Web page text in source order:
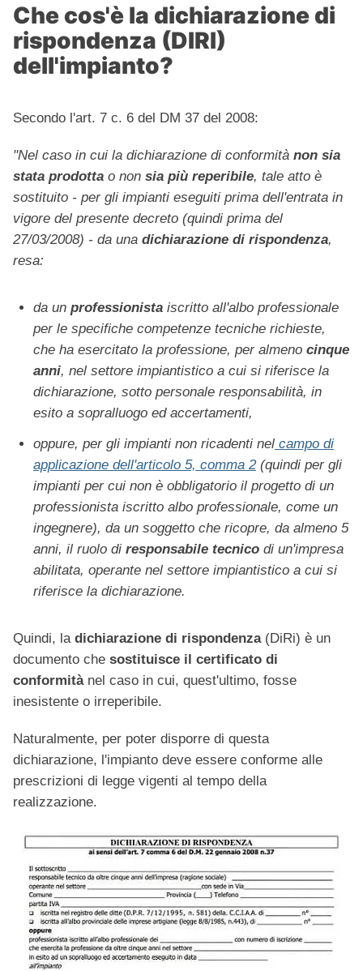
Che cos'è la dichiarazione di
rispondenza (DIRI)
dell'impianto?
Secondo l'art. 7 c. 6 del DM 37 del 2008:
"Nel caso in cui la dichiarazione di conformità non sia
stata prodotta o non sia più reperibile, tale atto è
sostituito - per gli impianti eseguiti prima dell'entrata in
vigore del presente decreto (quindi prima del
27/03/2008) - da una dichiarazione di rispondenza,
resa:
da un professionista iscritto all'albo professionale
per le specifiche competenze tecniche richieste,
che ha esercitato la professione, per almeno cinque
anni, nel settore impiantistico a cui si riferisce la
dichiarazione, sotto personale responsabilità, in
esito a sopralluogo ed accertamenti,
oppure, per gli impianti non ricadenti nel campo di
applicazione dell'articolo 5, comma 2(quindi per gli
impianti per cui non è obbligatorio il progetto di un
professionista iscritto albo professionale, come un
ingegnere), da un soggetto che ricopre, da almeno 5
anni, il ruolo di responsabile tecnico di un'impresa
abilitata, operante nel settore impiantistico a cui si
riferisce la dichiarazione.
Quindi, la dichiarazione di rispondenza(DiRi) è un
documento che sostituisce il certificato di
conformitànel caso in cui, quest'ultimo, fosse
inesistente o irreperibile.
Naturalmente, per poter disporre di questa
dichiarazione, l'impianto deve essere conforme alle
prescrizioni di legge vigenti al tempo della
realizzazione.